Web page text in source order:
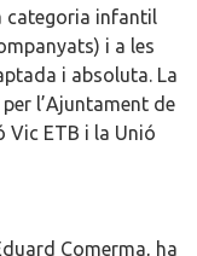
categoria infantil
i a les
i absoluta. La
l’Ajuntament de
Vic ETB i la Unió
Comerma, ha